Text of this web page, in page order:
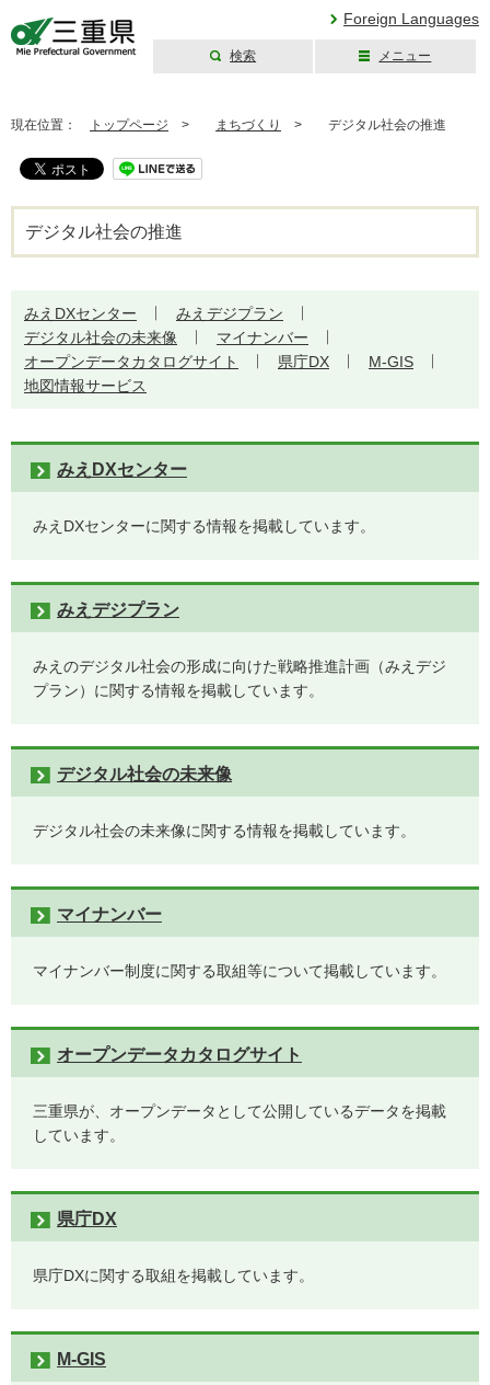
Foreign Languages
検索 メニュー
現在位置： トップページ > まちづくり > デジタル社会の推進
デジタル社会の推進
みえDXセンター
みえデジプラン
デジタル社会の未来像
マイナンバー
オープンデータカタログサイト
県庁DX
M-GIS
地図情報サービス
みえDXセンター
みえDXセンターに関する情報を掲載しています。
みえデジプラン
みえのデジタル社会の形成に向けた戦略推進計画（みえデジ
プラン）に関する情報を掲載しています。
デジタル社会の未来像
デジタル社会の未来像に関する情報を掲載しています。
マイナンバー
マイナンバー制度に関する取組等について掲載しています。
オープンデータカタログサイト
三重県が、オープンデータとして公開しているデータを掲載
しています。
県庁DX
県庁DXに関する取組を掲載しています。
M-GIS